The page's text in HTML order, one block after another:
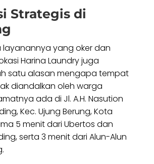
Strategis di
layanannya yang oker dan
Harina Laundry juga
satu alasan mengapa tempat
diandalkan oleh warga
ada di Jl. A.H. Nasution
Kec. Ujung Berung, Kota
5 menit dari Ubertos dan
serta 3 menit dari Alun-Alun